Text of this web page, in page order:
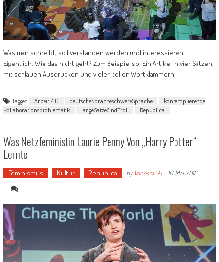
Was man schreibt, soll verstanden werden und interessieren.
Eigentlich. Wie das nicht geht? Zum Beispiel so: Ein Artikel in vier Sätzen,
mit schlauen Ausdrücken und vielen tollen Wortklammern.
Tagged Arbeit 4.0 deutscheSpracheschwereSprache
kontemplierende
Kollaborationsproblematik
langeSätzeSindTroll Republica
Was Netzfeministin Laurie Penny Von „Harry Potter“
Lernte
Feminismus Kultur Republica by Vanessa Vu- 10. Mai 2016
1